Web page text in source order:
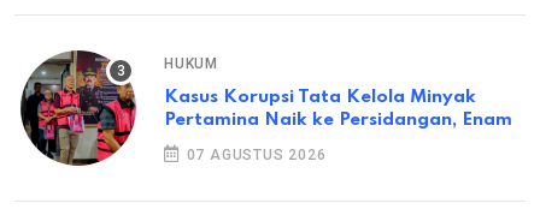
HUKUM
Kasus Korupsi Tata Kelola Minyak
Pertamina Naik ke Persidangan, Enam
07 AGUSTUS 2026